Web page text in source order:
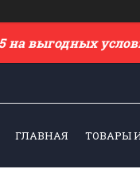
на выгодных
ГЛАВНАЯ ТОВАРЫ